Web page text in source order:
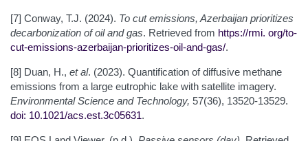
[7] Conway, T.J. (2024). To cut emissions, Azerbaijan prioritizes
decarbonization of oil and gas. Retrieved from https://rmi. org/to-
cut-emissions-azerbaijan-prioritizes-oil-and-gas/.
[8] Duan, H., et al. (2023). Quantification of diffusive methane
emissions from a large eutrophic lake with satellite imagery.
Environmental Science and Technology, 57(36), 13520-13529.
doi: 10.1021/acs.est.3c05631.